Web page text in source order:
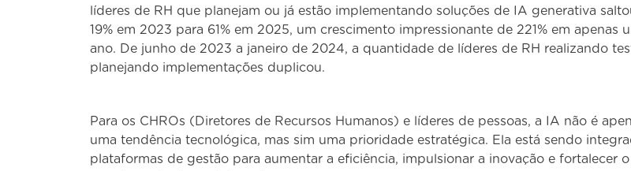
líderes de RH que planejam ou já estão implementando soluções de IA generativa
19% em 2023 para 61% em 2025, um crescimento impressionante de 221% em apenas
ano. De junho de 2023 a janeiro de 2024, a quantidade de líderes de RH realizando
planejando implementações duplicou.
Para os CHROs (Diretores de Recursos Humanos) e líderes de pessoas, a IA não é
uma tendência tecnológica, mas sim uma prioridade estratégica. Ela está sendo
plataformas de gestão para aumentar a eficiência, impulsionar a inovação e fortalecer o